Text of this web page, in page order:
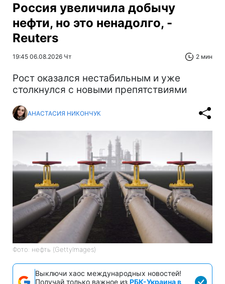
Россия увеличила добычу
нефти, но это ненадолго, -
Reuters
19:45 06.08.2026 Чт 2 мин
Рост оказался нестабильным и уже
столкнулся с новыми препятствиями
АНАСТАСИЯ НИКОНЧУК
Фото: нефть (GettyImages)
Выключи хаос международных новостей!
Получай только важное из РБК-Украина в